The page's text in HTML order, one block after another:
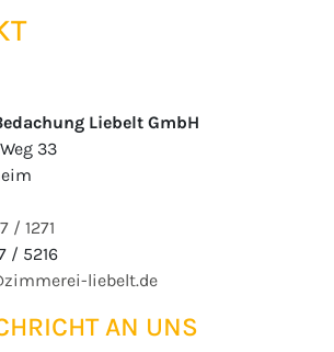
Liebelt GmbH
33
/ 1271
/ 5216
liebelt.de
AN UNS